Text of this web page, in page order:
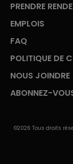
PRENDRE
EMPLOIS
FAQ
POLITIQUE DE
NOUS JOINDRE
ABONNEZ-
©2026 Tous droits